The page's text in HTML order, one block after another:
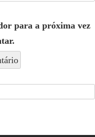
para a próxima vez